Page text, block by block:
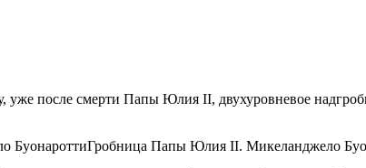
уже после смерти Папы Юлия II, двухуровневое
Гробница Папы Юлия II. Микеланджело